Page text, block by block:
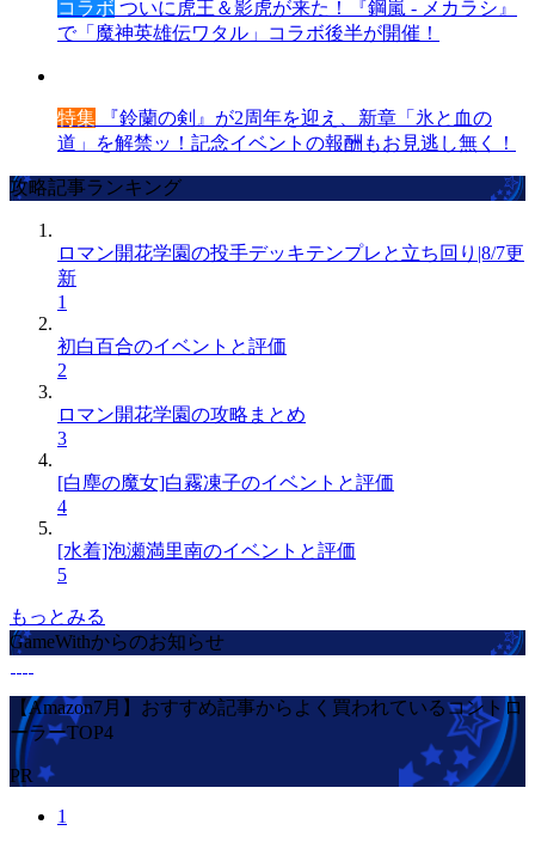
コラボ ついに虎王＆影虎が来た！『鋼嵐 - メカラシ』
で「魔神英雄伝ワタル」コラボ後半が開催！
特集 『鈴蘭の剣』が2周年を迎え、新章「氷と血の
道」を解禁ッ！記念イベントの報酬もお見逃し無く！
攻略記事ランキング
ロマン開花学園の投手デッキテンプレと立ち回り|8/7更
新
1
初白百合のイベントと評価
2
ロマン開花学園の攻略まとめ
3
[白塵の魔女]白霧凍子のイベントと評価
4
[水着]泡瀬満里南のイベントと評価
5
もっとみる
GameWithからのお知らせ
【Amazon7月】おすすめ記事からよく買われているコントロ
ーラーTOP4
PR
1